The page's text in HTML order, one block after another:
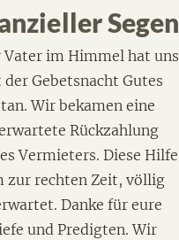
Segen
Vater im Himmel hat uns
der Gebetsnacht Gutes
Wir bekamen eine
Rückzahlung
Vermieters. Diese Hilfe
zur rechten Zeit, völlig
Danke für eure
und Predigten. Wir